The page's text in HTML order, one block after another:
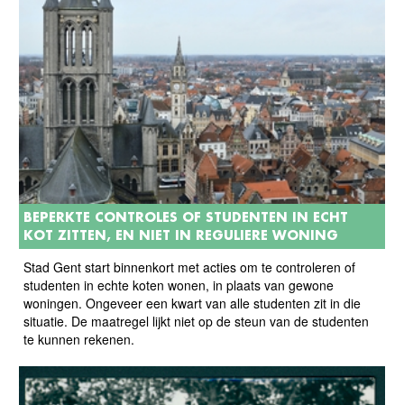
BEPERKTE CONTROLES OF STUDENTEN IN ECHT
KOT ZITTEN, EN NIET IN REGULIERE WONING
Stad Gent start binnenkort met acties om te controleren of
studenten in echte koten wonen, in plaats van gewone
woningen. Ongeveer een kwart van alle studenten zit in die
situatie. De maatregel lijkt niet op de steun van de studenten
te kunnen rekenen.